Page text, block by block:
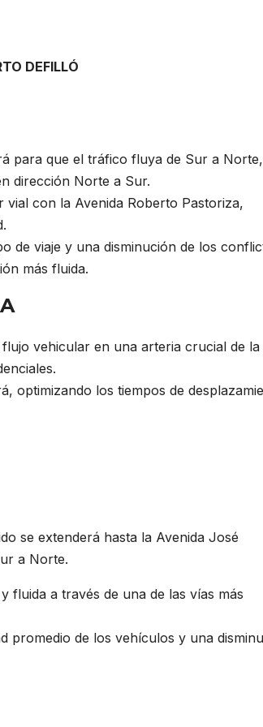
DEFILLÓ
para que el tráfico fluya de Sur a Norte,
dirección Norte a Sur.
vial con la Avenida Roberto Pastoriza,
de viaje y una disminución de los
más fluida.
vehicular en una arteria crucial de la
optimizando los tiempos de
se extenderá hasta la Avenida José
a Norte.
fluida a través de una de las vías más
promedio de los vehículos y una